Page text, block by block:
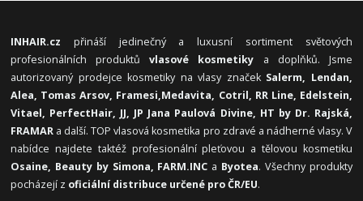
INHAIR.cz přináší jedinečný a luxusní sortiment světových
profesionálních produktůvlasové kosmetiky a doplňků. Jsme
autorizovaný prodejce kosmetiky na vlasy značek Salerm, Lendan,
Alea, Tomas Arsov, Framesi,Medavita, Cotril, RR Line, Edelstein,
Vitael, PerfectHair, JJ, JP Jana Paulová Divine, HT by Dr. Rajská,
FRAMAR a další. TOP vlasová kosmetika pro zdravé a nádherné vlasy. V
nabídce najdete taktéž profesionální pleťovou a tělovou kosmetiku
Osaine, Beauty by Simona, FARM.INC a Byotea. Všechny produkty
pocházejí z oficiální distribuce určené pro ČR/EU.